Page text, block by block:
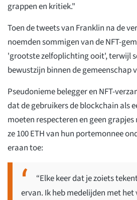
grappen en kritiek."
Toen de tweets van Franklin na de
noemden sommigen van de NFT-
'grootste zelfoplichting ooit', terwijl
bewustzijn binnen de gemeenschap
Pseudonieme belegger en NFT-
dat de gebruikers de blockchain als
moeten respecteren en geen
ze 100 ETH van hun portemonnee
eraan toe:
“Elke keer dat je zoiets
ervan. Ik heb medelijden met